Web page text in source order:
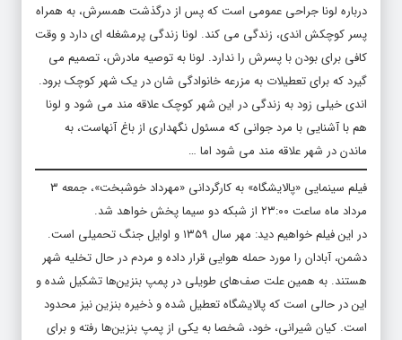
درباره لونا جراحی عمومی است که پس از درگذشت همسرش، به همراه
پسر کوچکش اندی، زندگی می کند. لونا زندگی پرمشغله ای دارد و وقت
کافی برای بودن با پسرش را ندارد. لونا به توصیه مادرش، تصمیم می
گیرد که برای تعطیلات به مزرعه خانوادگی شان در یک شهر کوچک برود.
اندی خیلی زود به زندگی در این شهر کوچک علاقه مند می شود و لونا
هم با آشنایی با مرد جوانی که مسئول نگهداری از باغ آنهاست، به
ماندن در شهر علاقه مند می شود اما …
فیلم سینمایی «پالایشگاه» به کارگردانی «مهرداد خوشبخت»، جمعه ۳
مرداد ماه ساعت ۲۳:۰۰ از شبکه دو سیما پخش خواهد شد.
در این فیلم خواهیم دید: مهر سال ۱۳۵۹ و اوایل جنگ تحمیلی است.
دشمن، آبادان را مورد حمله هوایی قرار داده و مردم در حال تخلیه شهر
هستند. به همین علت صف‌های طویلی در پمپ بنزین‌ها تشکیل شده و
این در حالی است که پالایشگاه تعطیل شده و ذخیره بنزین نیز محدود
است. کیان شیرانی، خود، شخصا به یکی از پمپ بنزین‌ها رفته و برای